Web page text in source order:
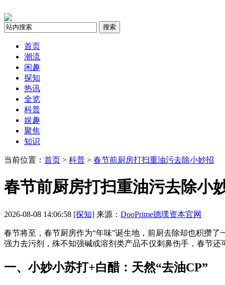
搜索
首页
潮流
闲趣
探知
热讯
全览
科普
娱趣
聚焦
知识
当前位置： 首页 > 科普 > 春节前厨房打扫重油污去除小妙招
春节前厨房打扫重油污去除小
2026-08-08 14:06:58 [探知] 来源： DooPrime德璞资本官网
春节将至，春节厨房作为“年味”诞生地，前厨去除却也积攒了
强力去污剂，殊不知强碱或溶剂类产品不仅刺鼻伤手，春节
一、小妙小苏打+白醋：天然“去油CP”